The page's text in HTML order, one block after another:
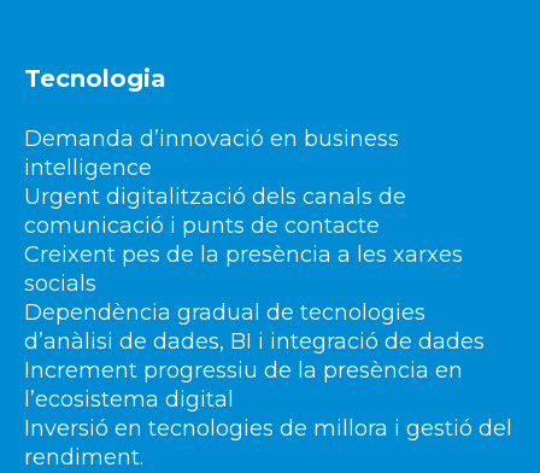
Tecnologia
Demanda d’innovació en business
intelligence
Urgent digitalització dels canals de
comunicació i punts de contacte
Creixent pes de la presència a les xarxes
socials
Dependència gradual de tecnologies
d’anàlisi de dades, BI i integració de dades
Increment progressiu de la presència en
l’ecosistema digital
Inversió en tecnologies de millora i gestió del
rendiment.